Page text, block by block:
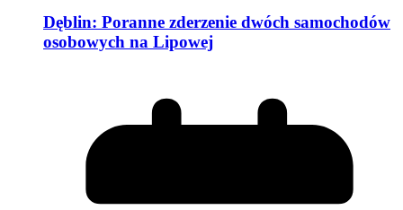
Dęblin: Poranne zderzenie dwóch samochodów
osobowych na Lipowej